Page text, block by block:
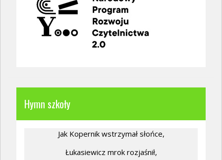
Hymn szkoły
Jak Kopernik wstrzymał słońce,
Łukasiewicz mrok rozjaśnił,